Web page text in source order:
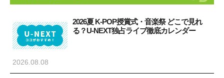
2026夏 K-POP授賞式・音楽祭 どこで見れ
る？U-NEXT独占ライブ徹底カレンダー
2026.08.08